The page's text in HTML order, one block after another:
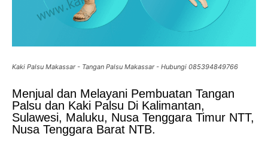
Kaki Palsu Makassar - Tangan Palsu Makassar - Hubungi 085394849766
Menjual dan Melayani Pembuatan Tangan
Palsu dan Kaki Palsu Di Kalimantan,
Sulawesi, Maluku, Nusa Tenggara Timur NTT,
Nusa Tenggara Barat NTB.